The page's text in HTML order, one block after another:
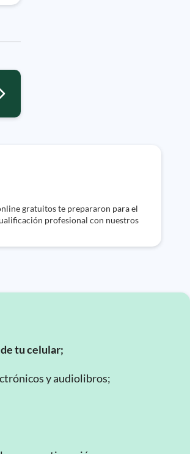
gratuitos te prepararon para el
profesional con nuestros
tu celular;
y audiolibros;